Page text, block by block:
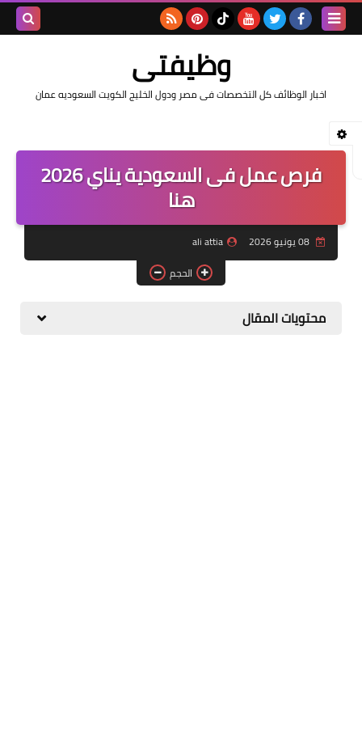
وظيفتى
اخبار الوظائف كل التخصصات فى مصر ودول الخليج الكويت السعوديه عمان
فرص عمل فى السعودية يناي 2026
هنا
08 يونيو 2026
ali attia
الحجم
محتويات المقال